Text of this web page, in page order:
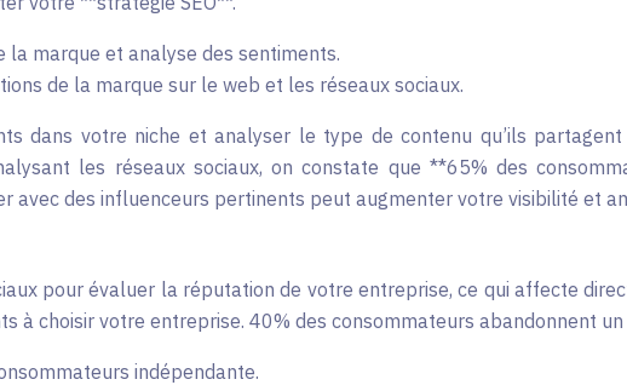
la marque et analyse des sentiments.
de la marque sur le web et les réseaux sociaux.
dans votre niche et analyser le type de contenu qu’ils
les réseaux sociaux, on constate que **65% des
avec des influenceurs pertinents peut augmenter votre visibilité et
pour évaluer la réputation de votre entreprise, ce qui affecte
à choisir votre entreprise. 40% des consommateurs abandonnent
indépendante.